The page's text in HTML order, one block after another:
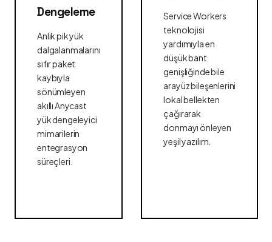
Dengeleme
Anlık pik yük
dalgalanmalarını
sıfır paket
kaybıyla
sönümleyen
akıllı Anycast
yük dengeleyici
mimarilerin
entegrasyon
süreçleri.
Service Workers
teknolojisi
yardımıyla en
düşük bant
genişliğinde bile
arayüz bileşenlerini
lokal bellekten
çağırarak
donmayı önleyen
yeşil yazılım.